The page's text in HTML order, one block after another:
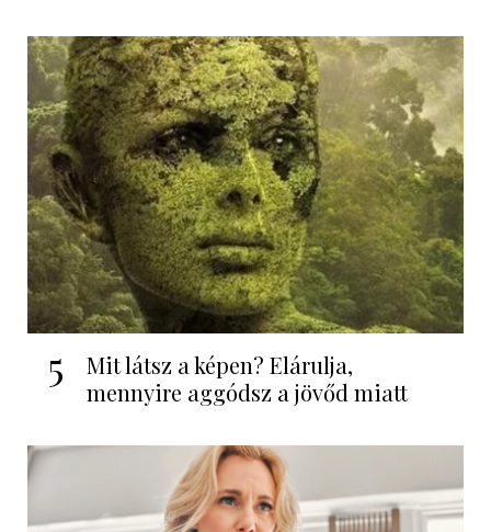
5
Mit látsz a képen? Elárulja,
mennyire aggódsz a jövőd miatt